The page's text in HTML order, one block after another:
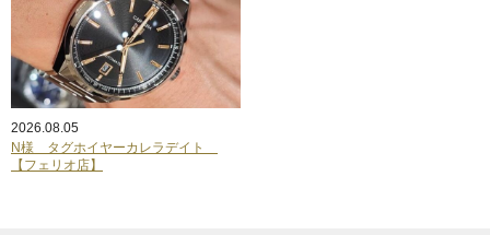
2026.08.05
N様 タグホイヤーカレラデイト
【フェリオ店】